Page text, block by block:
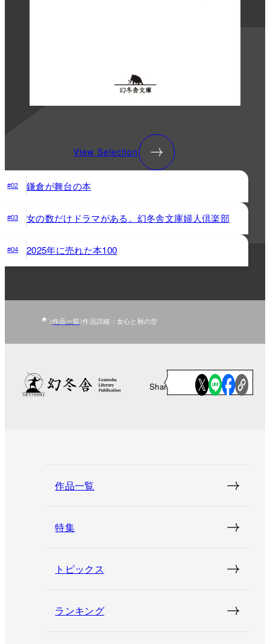
View Selection
#02 鎌倉が舞台の本
#03 女の数だけドラマがある。幻冬舎文庫婦人倶楽部
#04 2025年に売れた本100
作品一覧 作品詳細：女心と秋の空
Share
作品一覧
特集
トピックス
ランキング